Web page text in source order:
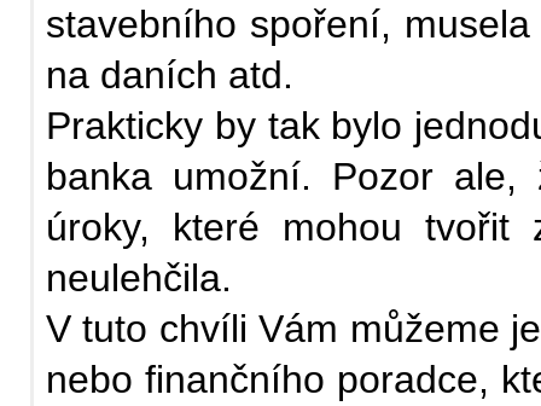
stavebního spoření,
na daních atd.
Prakticky by tak bylo
banka umožní. Pozor
úroky, které mohou tvořit
neulehčila.
V tuto chvíli Vám můžeme
nebo finančního poradce,